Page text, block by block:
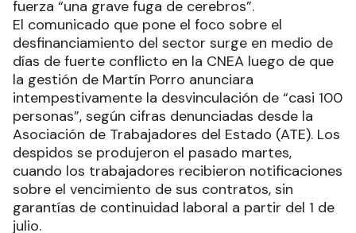
fuerza “una grave fuga de cerebros”.
El comunicado que pone el foco sobre el
desfinanciamiento del sector surge en medio de
días de fuerte conflicto en la CNEA luego de que
la gestión de Martín Porro anunciara
intempestivamente la desvinculación de “casi 100
personas”, según cifras denunciadas desde la
Asociación de Trabajadores del Estado (ATE). Los
despidos se produjeron el pasado martes,
cuando los trabajadores recibieron notificaciones
sobre el vencimiento de sus contratos, sin
garantías de continuidad laboral a partir del 1 de
julio.